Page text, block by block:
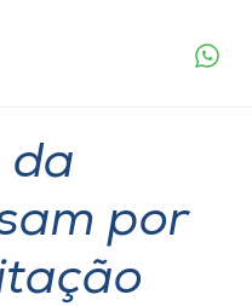
da
por